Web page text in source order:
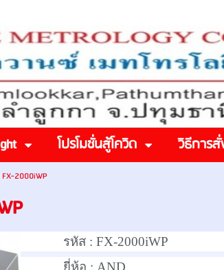
โปรโมชั่นสู้โควิด วิธีการ
FX-2000iWP
รหัส : FX-2000iWP
ยี่ห้อ : AND